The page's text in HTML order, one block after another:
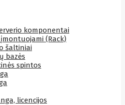
komponentai
(Rack)
šaltiniai
bazės
spintos
licencijos